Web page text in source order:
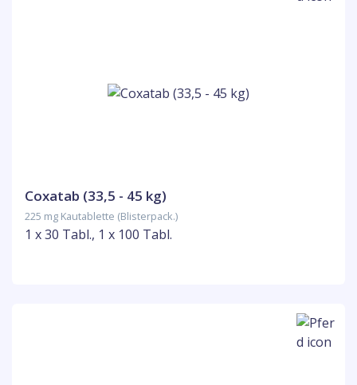
Coxatab (33,5 - 45 kg)
225 mg Kautablette (Blisterpack.)
1 x 30 Tabl., 1 x 100 Tabl.